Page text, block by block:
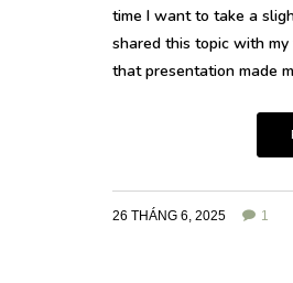
time I want to take a
shared this topic with
that presentation made
26 THÁNG 6, 2025 1